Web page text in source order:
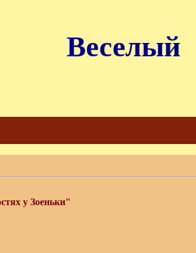
Веселый
у Зоеньки"